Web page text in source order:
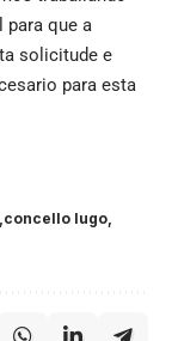
que a
solicitude e
para esta
concello lugo